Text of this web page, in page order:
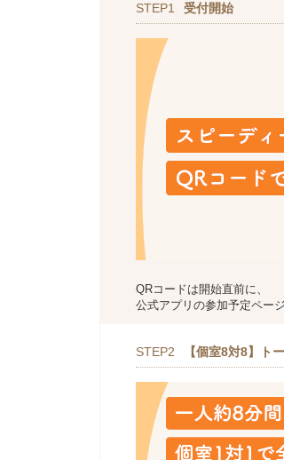
STEP1 受付開始
QRコードは開始直前に、
公式アプリの参加予定ペー
STEP2 【個室8対8】ト